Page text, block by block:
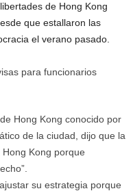
de Hong Kong
que estallaron las
el verano pasado.
Hong Kong conocido por
de la ciudad, dijo que la
Kong porque
su estrategia porque